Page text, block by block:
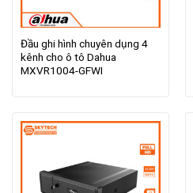
Đầu ghi hình chuyên dụng 4
kênh cho ô tô Dahua
MXVR1004-GFWI